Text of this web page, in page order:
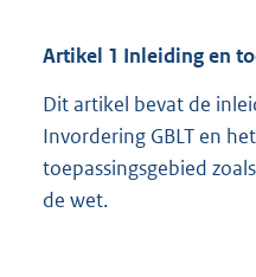
Artikel 1 Inleiding en
Dit artikel bevat de
Invordering GBLT en
toepassingsgebied
de wet.